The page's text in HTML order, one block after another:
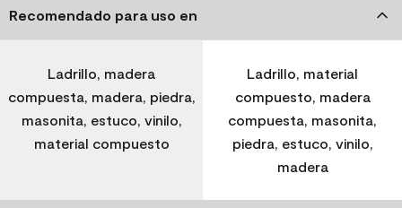
Recomendado para uso en
Ladrillo, madera
compuesta, madera, piedra,
masonita, estuco, vinilo,
material compuesto
Ladrillo, material
compuesto, madera
compuesta, masonita,
piedra, estuco, vinilo,
madera